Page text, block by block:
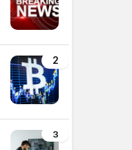
2
3